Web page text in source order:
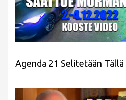
Agenda 21 Selitetään